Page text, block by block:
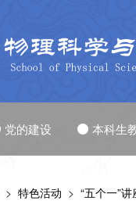
党的建设 本科生
> 特色活动 > “五个一”